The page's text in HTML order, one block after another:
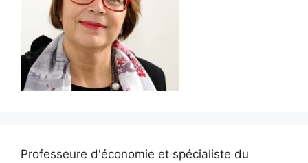
Professeure d'économie et spécialiste du